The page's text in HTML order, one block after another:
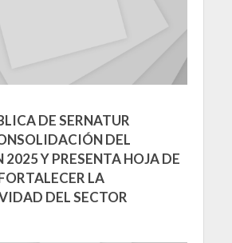
DE SERNATUR
DEL
2025 Y PRESENTA HOJA DE
LA
DEL SECTOR